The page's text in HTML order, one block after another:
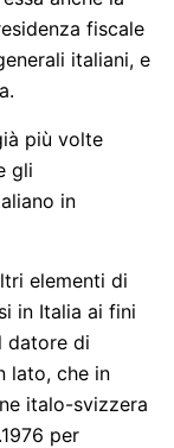
fiscale
italiani, e
più volte
gli
in
elementi di
in Italia ai fini
datore di
lato, che in
italo-svizzera
per